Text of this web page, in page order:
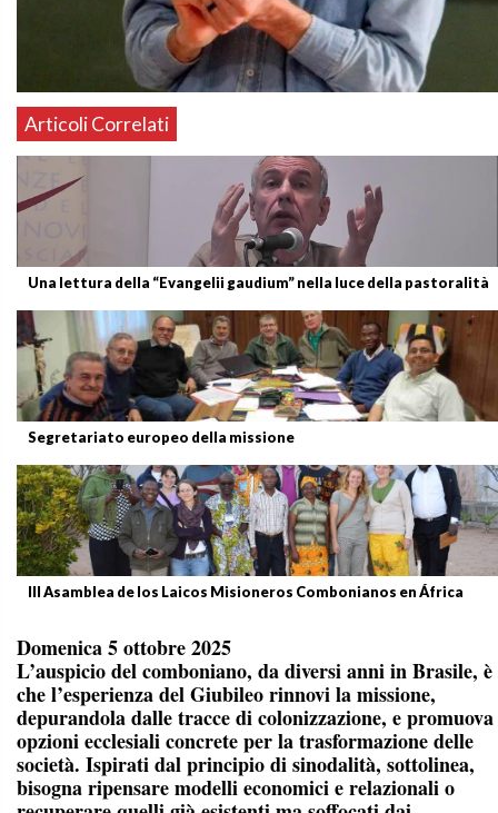
Articoli Correlati
Una lettura della “Evangelii gaudium” nella luce della pastoralità
Segretariato europeo della missione
III Asamblea de los Laicos Misioneros Combonianos en África
Domenica 5 ottobre 2025
L’auspicio del comboniano, da diversi anni in Brasile, è
che l’esperienza del Giubileo rinnovi la missione,
depurandola dalle tracce di colonizzazione, e promuova
opzioni ecclesiali concrete per la trasformazione delle
società. Ispirati dal principio di sinodalità, sottolinea,
bisogna ripensare modelli economici e relazionali o